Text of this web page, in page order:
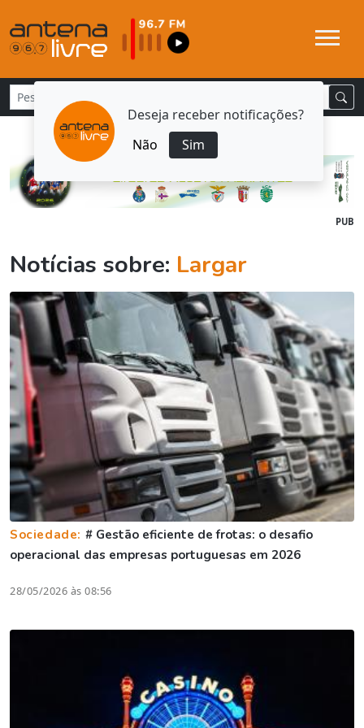
Deseja receber notificações?
Não
Sim
PUB
Notícias sobre: Largar
Sociedade: # Gestão eficiente de frotas: o desafio
operacional das empresas portuguesas em 2026
28/05/2026 às 08:56